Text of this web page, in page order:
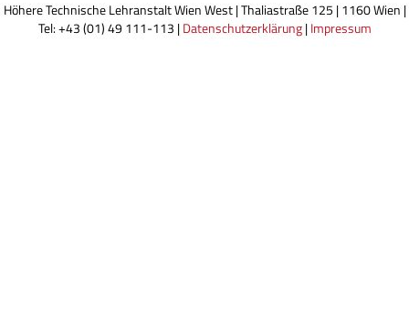
Höhere Technische Lehranstalt Wien West | Thaliastraße 125 | 1160 Wien |
Tel: +43 (01) 49 111-113 | Datenschutzerklärung| Impressum